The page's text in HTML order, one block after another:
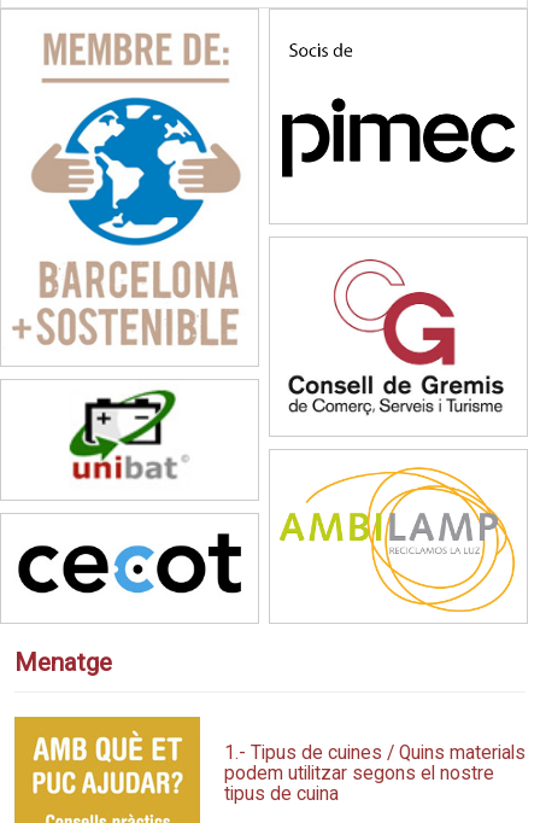
Menatge
1.- Tipus de cuines / Quins materials
podem utilitzar segons el nostre
tipus de cuina